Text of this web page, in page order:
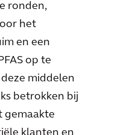
ronden,
het
en een
op te
middelen
betrokken bij
gemaakte